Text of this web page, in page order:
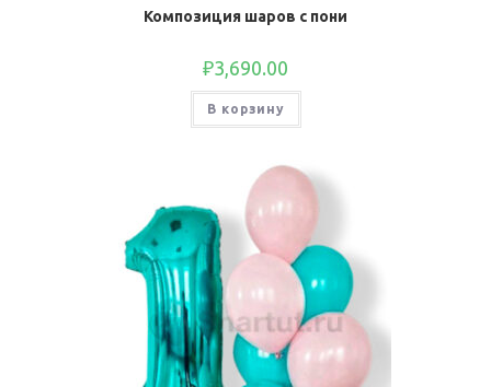
Композиция шаров с пони
₽3,690.00
В корзину